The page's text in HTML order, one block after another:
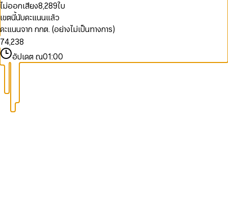
ไม่ออกเสียง8,289ใบ
เขตนี้นับคะแนนแล้ว
คะแนนจาก กกต. (อย่างไม่เป็นทางการ)
3
4
5
6
7
8
9
0
1
2
3
4
5
6
7
,
0
1
2
3
4
9
0
1
2
3
4
5
4
5
6
7
8
9
อัปเดต ณ01:00